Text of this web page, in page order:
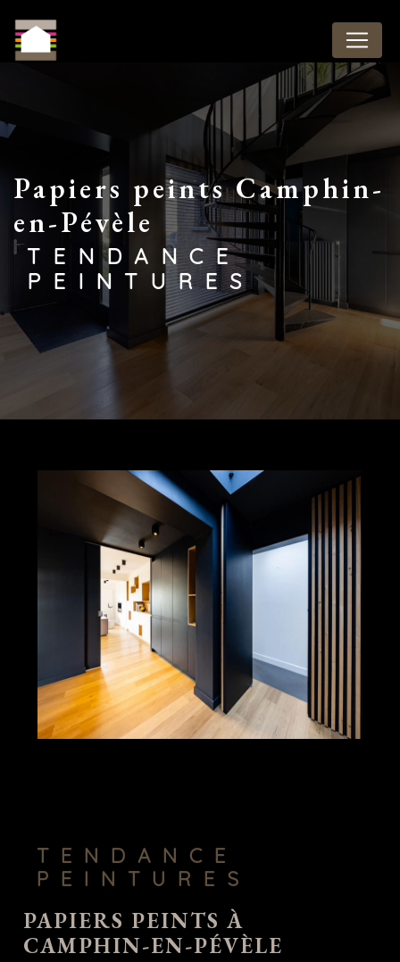
papiers peints Camphin-
en-Pévèle
TENDANCE
PEINTURES
TENDANCE
PEINTURES
PAPIERS PEINTS À
CAMPHIN-EN-PÉVÈLE